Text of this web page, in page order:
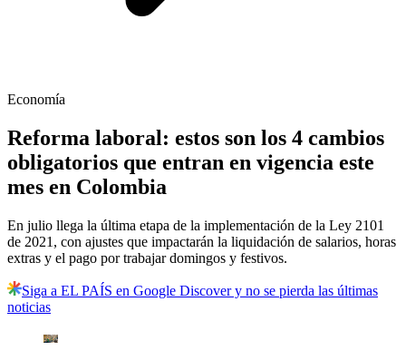
Economía
Reforma laboral: estos son los 4 cambios
obligatorios que entran en vigencia este
mes en Colombia
En julio llega la última etapa de la implementación de la Ley 2101
de 2021, con ajustes que impactarán la liquidación de salarios, horas
extras y el pago por trabajar domingos y festivos.
Siga a EL PAÍS en Google Discover y no se pierda las últimas
noticias